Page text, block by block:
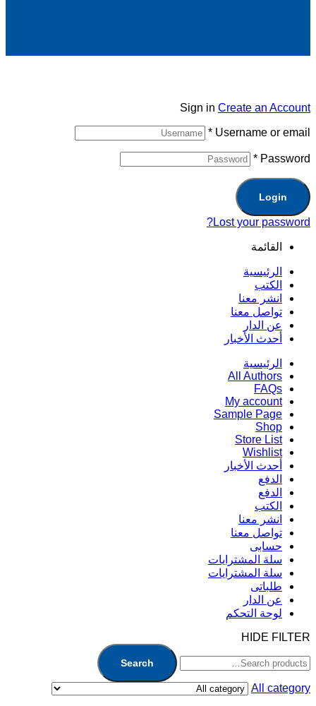
Sign in Create an Account
Username or email
*
Password
*
Login
Lost your password?
القائمة
الرئيسية
الكتب
انشر معنا
تواصل معنا
عن الدار
أحدث الأخبار
الرئيسية
All Authors
FAQs
My account
Sample Page
Shop
Store List
Wishlist
أحدث الأخبار
الدفع
الدفع
الكتب
انشر معنا
تواصل معنا
حسابى
سلة المشترايات
سلة المشترايات
طلباتى
عن الدار
لوحة التحكم
HIDE FILTER
Search
All category